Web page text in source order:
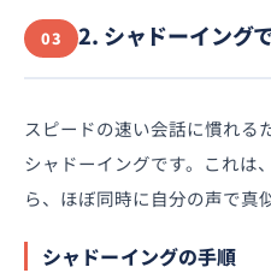
03 2. シャドーイング
スピードの速い会話に慣れる
シャドーイングです。これは
ら、ほぼ同時に自分の声で真
シャドーイングの手順